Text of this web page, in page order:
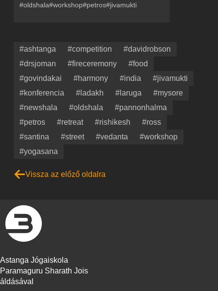
#oldshala#workshop#petros#jivamukti
#ashtanga #competition
#davidrobson
#drsjoman
#fireceremony
#food
#govindakai
#harmony #india
#jivamukti
#konferencia
#ladakh #laruga
#mysore
#newshala
#oldshala
#pannonhalma
#petros
#retreat #rishikesh
#ross
#santina
#street #vedanta
#workshop
#yogasana
Vissza az előző oldalra
Astanga Jógaiskola
Paramaguru Sharath Jois
áldásával